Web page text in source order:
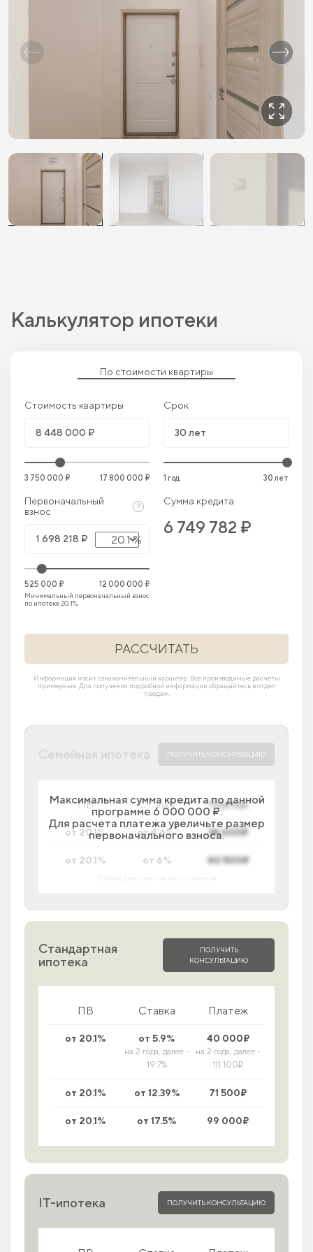
Калькулятор ипотеки
По стоимости квартиры
Стоимость квартиры
3 750 000 ₽ 17 800 000 ₽
Срок
1 год 30 лет
Первоначальный
взнос
20.1 %
525 000 ₽
12 000 000 ₽
Минимальный первоначальный взнос
по ипотеке 20.1%.
Сумма кредита
6 749 782 ₽
РАССЧИТАТЬ
Информация носит ознакомительный характер. Все производимые расчеты
примерные. Для получения подробной информации обращайтесь в отдел
продаж.
Максимальная сумма кредита по данной
программе 6 000 000 ₽.
Для расчета платежа увеличьте размер
первоначального взноса.
Семейная ипотека ПОЛУЧИТЬ КОНСУЛЬТАЦИЮ
ПВ Ставка Платеж
от 20.1% от 4.6%* 34 600₽
от 20.1% от 6% 40 500₽
Стандартная
ипотека
ПОЛУЧИТЬ
КОНСУЛЬТАЦИЮ
ПВ Ставка Платеж
от 20.1% от 5.9%
на 2 года, далее -
19.7%
40 000₽
на 2 года, далее -
111 100₽
от 20.1% от 12.39% 71 500₽
от 20.1% от 17.5% 99 000₽
IT-ипотека ПОЛУЧИТЬ КОНСУЛЬТАЦИЮ